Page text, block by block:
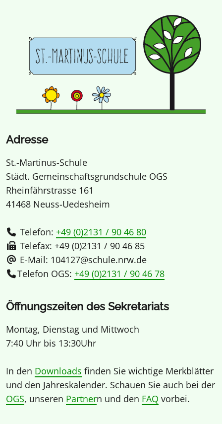
Adresse
St.-Martinus-Schule
Städt. Gemeinschaftsgrundschule OGS
Rheinfährstrasse 161
41468 Neuss-Uedesheim
Telefon: +49 (0)2131 / 90 46 80
Telefax: +49 (0)2131 / 90 46 85
E-Mail: 104127@schule.nrw.de
Telefon OGS: +49 (0)2131 / 90 46 78
Öffnungszeiten des Sekretariats
Montag, Dienstag und Mittwoch
7:40 Uhr bis 13:30Uhr
In den Downloads finden Sie wichtige Merkblätter
und den Jahreskalender. Schauen Sie auch bei der
OGS, unseren Partnern und den FAQ vorbei.